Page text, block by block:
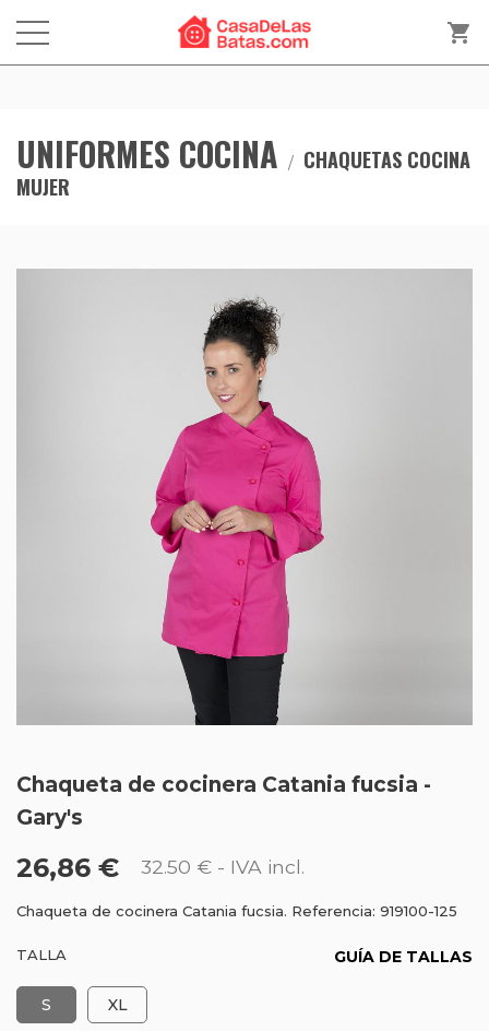
shopping_cart
UNIFORMES COCINA
CHAQUETAS COCINA
MUJER
Chaqueta de cocinera Catania fucsia -
Gary's
26,86 € 32.50 € - IVA incl.
Chaqueta de cocinera Catania fucsia. Referencia: 919100-125
TALLA GUÍA DE TALLAS
S XL